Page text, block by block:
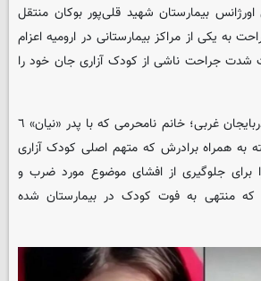
بیمارستان شهید قلی‌پور بوکان منتقل
به یکی از مراکز بیمارستانی در ارومیه اعزام
شدت جراحت ناشی از کودک آزاری جان خود را
بنا بر اعلام دادگستری آذربایجان غربی؛ خانم نامحرمی که با پدر «نیان» ٦
به همراه برادرش که متهم اصلی کودک آزاری
جلوگیری از افشای موضوع مورد ضرب و
که منتهی به فوت کودک در بیمارستان شده